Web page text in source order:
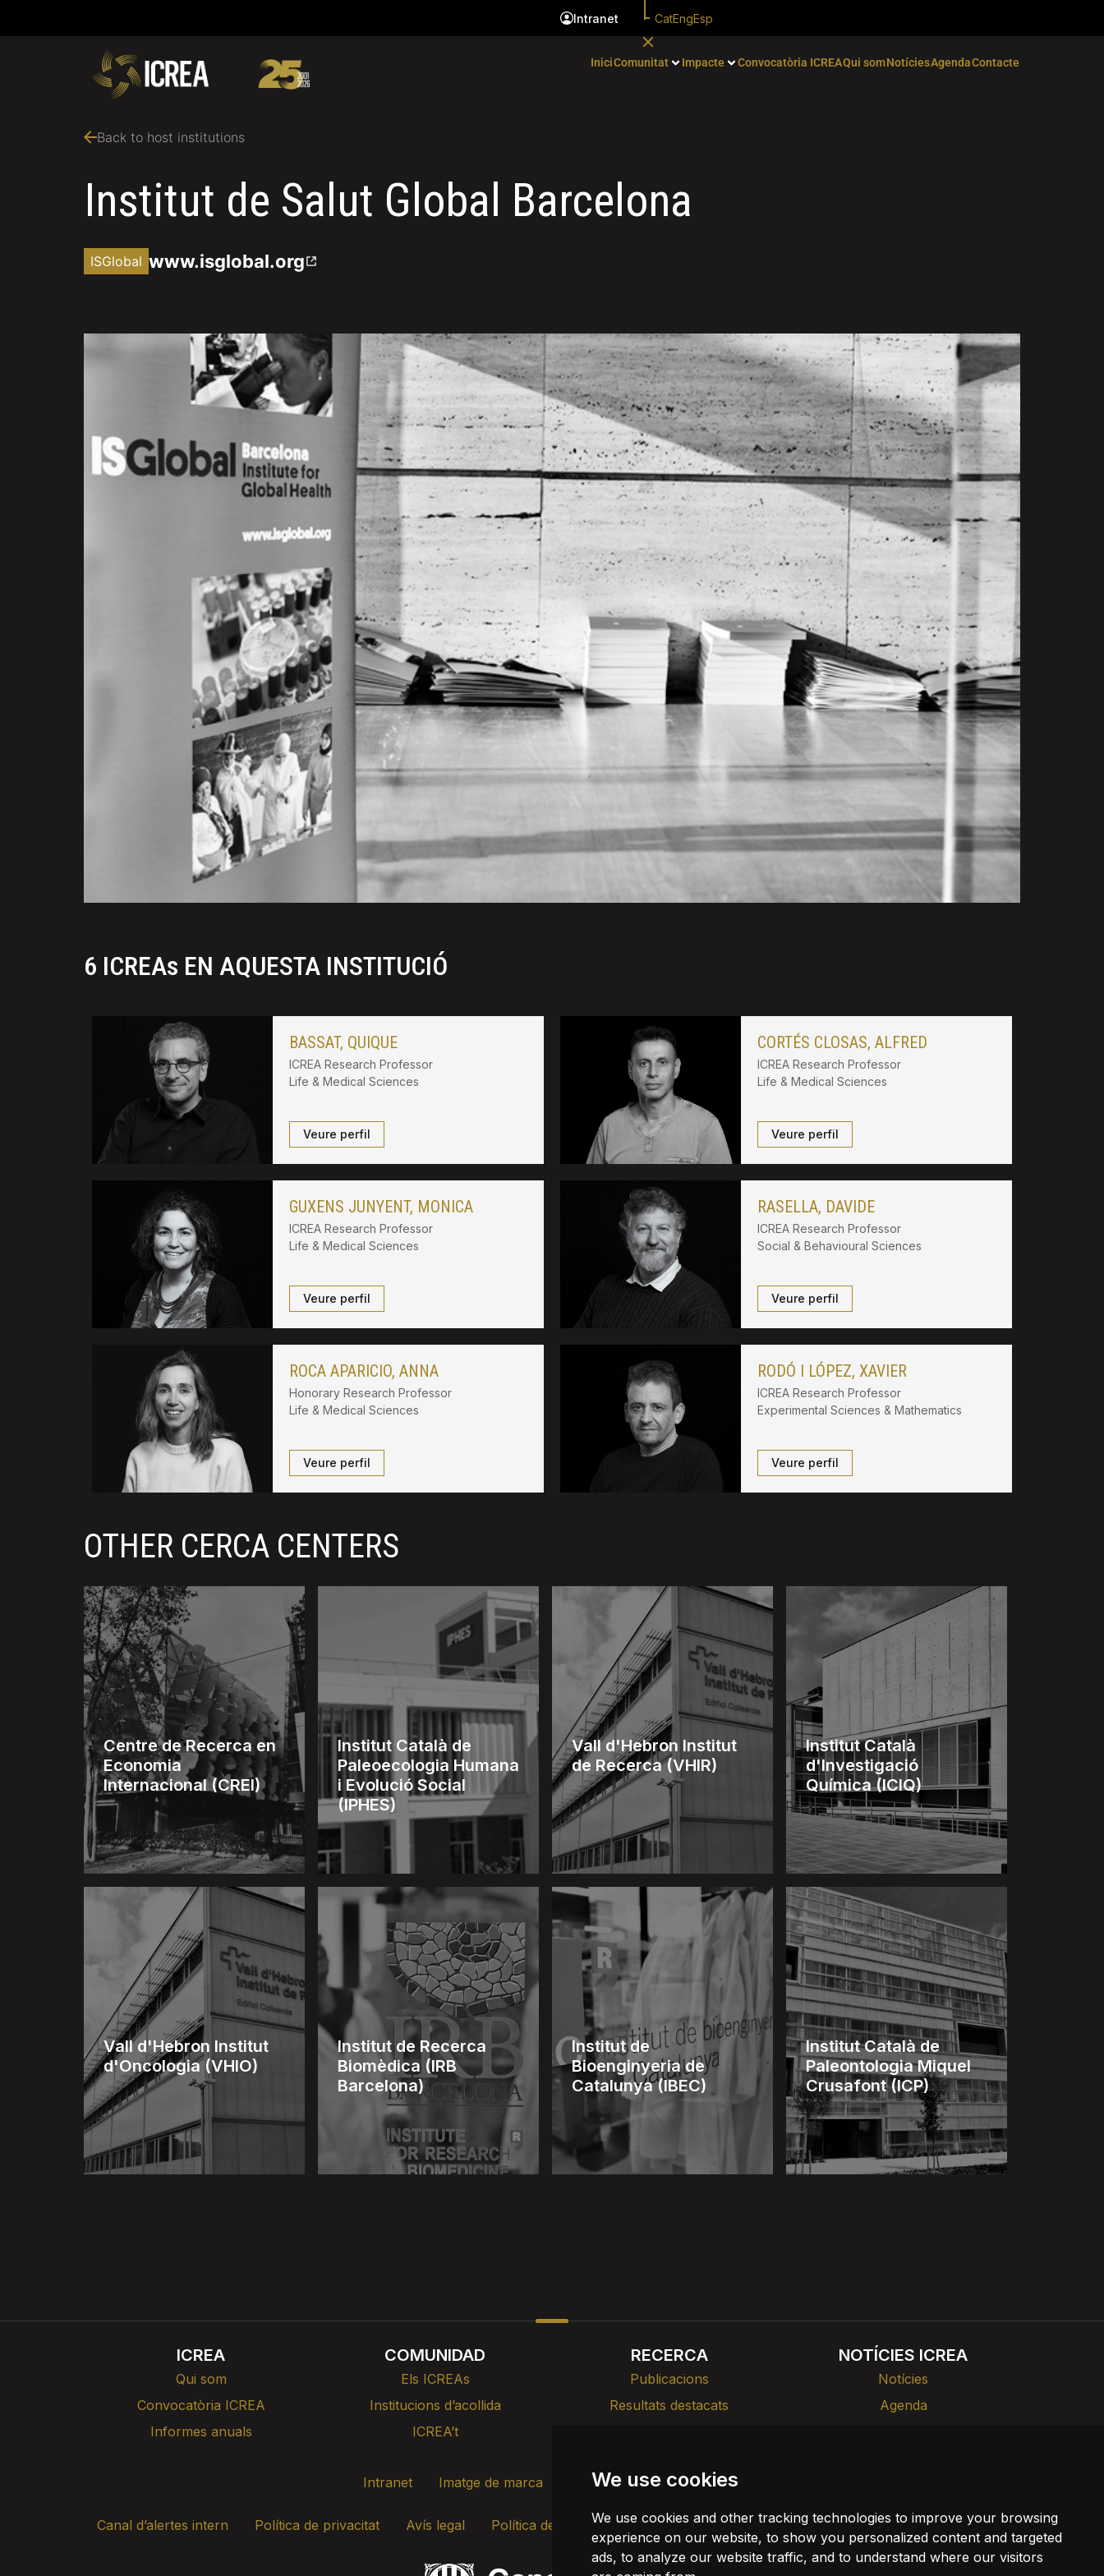
We use cookies
We use cookies and other tracking technologies to improve your browsing
experience on our website, to show you personalized content and targeted
ads, to analyze our website traffic, and to understand where our visitors
Intranet CatEngEsp
IniciComunitat Impacte Convocatòria ICREAQui somNotíciesAgendaContacte
Back to host institutions
Institut de Salut Global Barcelona
ISGlobal www.isglobal.org
6 ICREAs EN AQUESTA INSTITUCIÓ
BASSAT, QUIQUE
ICREA Research Professor
Life & Medical Sciences
Veure perfil
CORTÉS CLOSAS, ALFRED
ICREA Research Professor
Life & Medical Sciences
Veure perfil
GUXENS JUNYENT, MONICA
ICREA Research Professor
Life & Medical Sciences
Veure perfil
RASELLA, DAVIDE
ICREA Research Professor
Social & Behavioural Sciences
Veure perfil
ROCA APARICIO, ANNA
Honorary Research Professor
Life & Medical Sciences
Veure perfil
RODÓ I LÓPEZ, XAVIER
ICREA Research Professor
Experimental Sciences & Mathematics
Veure perfil
OTHER CERCA CENTERS
Centre de Recerca en
Economia
Internacional (CREI)
Institut Català de
Paleoecologia Humana
i Evolució Social
(IPHES)
Vall d'Hebron Institut
de Recerca (VHIR)
Institut Català
d'Investigació
Química (ICIQ)
Vall d'Hebron Institut
d'Oncologia (VHIO)
Institut de Recerca
Biomèdica (IRB
Barcelona)
Institut de
Bioenginyeria de
Catalunya (IBEC)
Institut Català de
Paleontologia Miquel
Crusafont (ICP)
ICREA
Qui som
Convocatòria ICREA
Informes anuals
COMUNIDAD
Els ICREAs
Institucions d’acollida
ICREA’t
RECERCA
Publicacions
Resultats destacats
NOTÍCIES ICREA
Notícies
Agenda
Intranet Imatge de marca Contacte Transparència
Canal d’alertes intern Política de privacitat Avís legal Política de cookies Actualitza les cookies